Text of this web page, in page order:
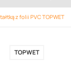
z folii PVC TOPWET
TOPWET